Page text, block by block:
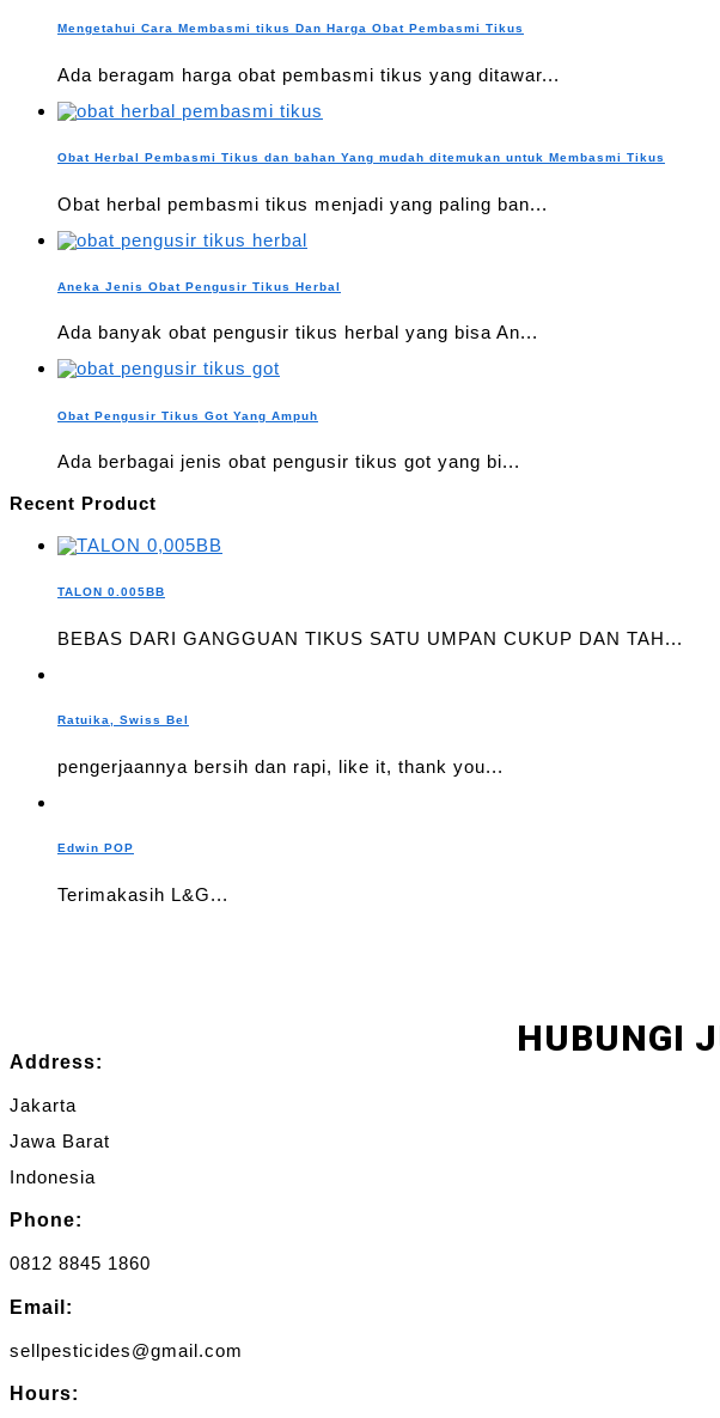
Mengetahui Cara Membasmi tikus Dan Harga Obat Pembasmi Tikus
Ada beragam harga obat pembasmi tikus yang ditawar...
Obat Herbal Pembasmi Tikus dan bahan Yang mudah ditemukan untuk Membasmi Tikus
Obat herbal pembasmi tikus menjadi yang paling ban...
Aneka Jenis Obat Pengusir Tikus Herbal
Ada banyak obat pengusir tikus herbal yang bisa An...
Obat Pengusir Tikus Got Yang Ampuh
Ada berbagai jenis obat pengusir tikus got yang bi...
Recent Product
TALON 0.005BB
BEBAS DARI GANGGUAN TIKUS SATU UMPAN CUKUP DAN TAH...
Ratuika, Swiss Bel
pengerjaannya bersih dan rapi, like it, thank you...
Edwin POP
Terimakasih L&G...
HUBUNGI
Address:
Jakarta
Jawa Barat
Indonesia
Phone:
0812 8845 1860
Email:
sellpesticides@gmail.com
Hours: